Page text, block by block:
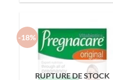
-18%
RUPTURE DE STOCK